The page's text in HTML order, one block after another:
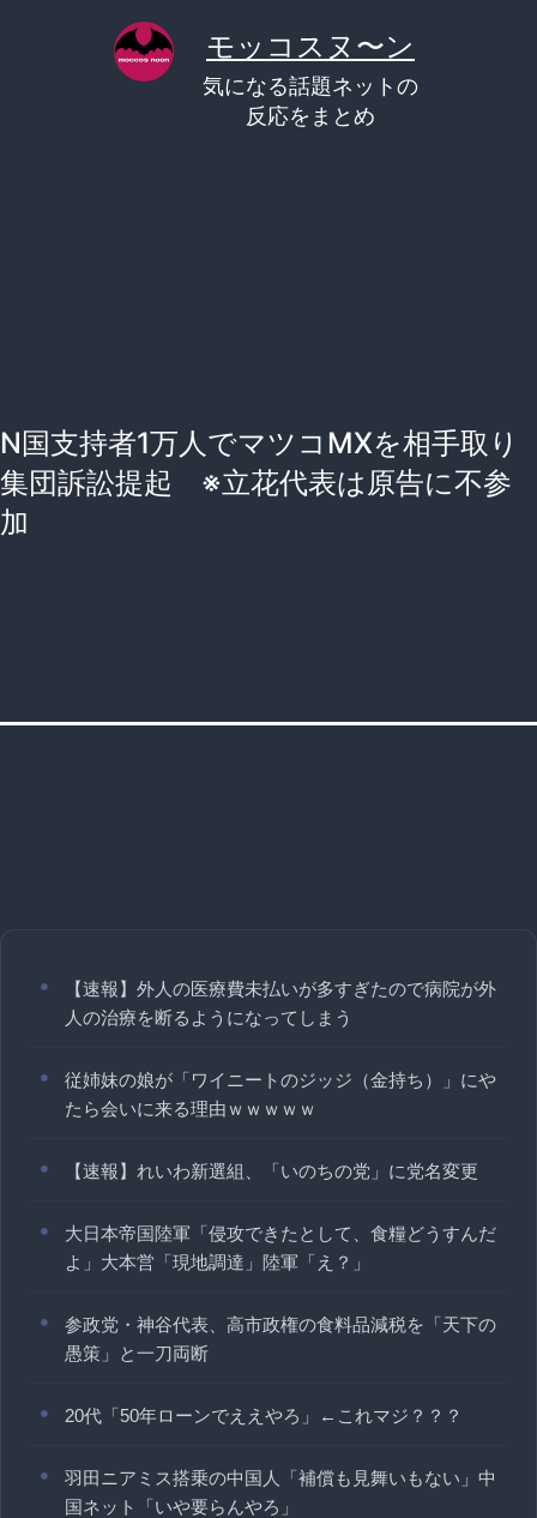
モッコスヌ〜ン
気になる話題ネットの
反応をまとめ
N国支持者1万人でマツコMXを相手取り
集団訴訟提起 ※立花代表は原告に不参
加
【速報】外人の医療費未払いが多すぎたので病院が外
人の治療を断るようになってしまう
従姉妹の娘が「ワイニートのジッジ（金持ち）」にや
たら会いに来る理由ｗｗｗｗｗ
【速報】れいわ新選組、「いのちの党」に党名変更
大日本帝国陸軍「侵攻できたとして、食糧どうすんだ
よ」大本営「現地調達」陸軍「え？」
参政党・神谷代表、高市政権の食料品減税を「天下の
愚策」と一刀両断
20代「50年ローンでええやろ」←これマジ？？？
羽田ニアミス搭乗の中国人「補償も見舞いもない」中
国ネット「いや要らんやろ」